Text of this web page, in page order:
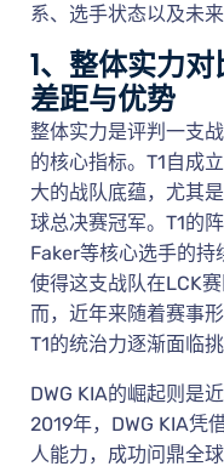
系、选手状态以及未
1、整体实力
差距与优势
整体实力是评判一支
的核心指标。T1自成
大的战队底蕴，尤其
球总决赛冠军。T1的
Faker等核心选手的持
使得这支战队在LCK
而，近年来随着赛事
T1的统治力逐渐面临挑
DWG KIA的崛起则是
2019年，DWG KIA凭
人能力，成功问鼎全